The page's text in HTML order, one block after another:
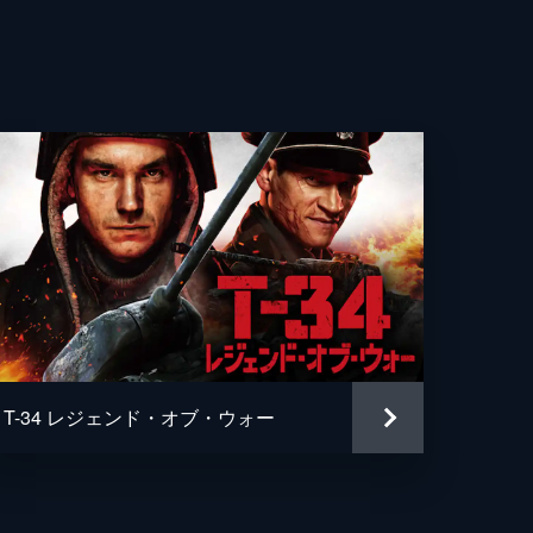
ム・フィクトナー
パタキ
・フルシー
タリー
タントン
T-34 レジェンド・オブ・ウォー